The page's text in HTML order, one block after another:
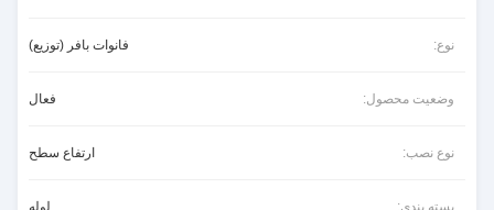
نوع: فانوات بافر (توزیع)
وضعیت محصول: فعال
نوع نصب: ارتفاع سطح
بسته بندی: لوله